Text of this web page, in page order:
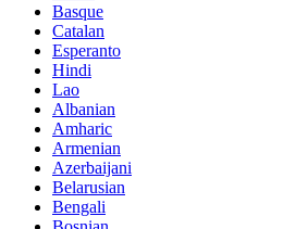
Basque
Catalan
Esperanto
Hindi
Lao
Albanian
Amharic
Armenian
Azerbaijani
Belarusian
Bengali